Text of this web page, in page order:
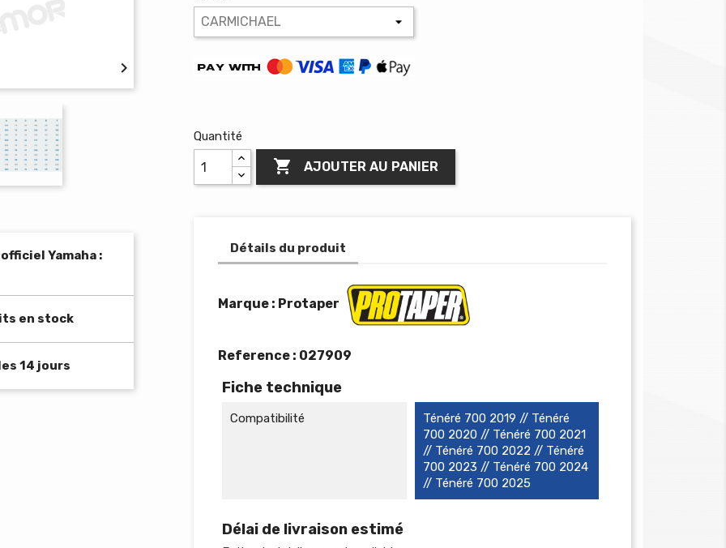

Yamaha :
en stock
14 jours
Quantité
 AJOUTER AU PANIER
Détails du produit
Marque : Protaper
Reference : 027909
Fiche technique
Compatibilité
Ténéré 700 2019 // Ténéré
700 2020 // Ténéré 700 2021
// Ténéré 700 2022 // Ténéré
700 2023 // Ténéré 700 2024
// Ténéré 700 2025
Délai de livraison estimé